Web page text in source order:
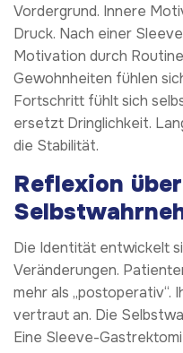
Vordergrund. Innere
Druck. Nach einer
Motivation durch
Gewohnheiten fühlen
Fortschritt fühlt sich
ersetzt Dringlichkeit.
die Stabilität.
Reflexion
Die Identität entwickelt
Veränderungen.
mehr als „postoperativ“.
vertraut an. Die
Eine Sleeve-